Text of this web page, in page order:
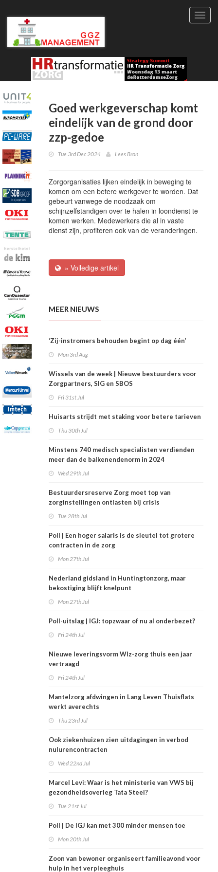
Goed werkgeverschap komt
eindelijk van de grond door
zzp-gedoe
Tue 3rd Dec 2024 Lees Bron
Zorgorganisaties lijken eindelijk in beweging te
komen om een betere werkgever te worden. Dat
gebeurt vanwege de noodzaak om
schijnzelfstandigen over te halen in loondienst te
komen werken. Medewerkers die al in vaste
dienst zijn, profiteren ook van de veranderingen.
» Volledige artikel
MEER NIEUWS
‘Zij-instromers behouden begint op dag één’
Mon 3rd Aug
Wissels van de week | Nieuwe bestuurders voor
Zorgpartners, SIG en SBOS
Fri 31st Jul
Huisarts strijdt met staking voor betere tarieven
Thu 30th Jul
Minstens 740 medisch specialisten verdienden
meer dan de balkenendenorm in 2024
Wed 29th Jul
Bestuurdersreserve Zorg moet top van
zorginstellingen ontlasten bij crisis
Tue 28th Jul
Poll | Een hoger salaris is de sleutel tot grotere
contracten in de zorg
Mon 27th Jul
Nederland gidsland in Huntingtonzorg, maar
bekostiging blijft knelpunt
Mon 27th Jul
Poll-uitslag | IGJ: topzwaar of nu al onderbezet?
Fri 24th Jul
Nieuwe leveringsvorm Wlz-zorg thuis een jaar
vertraagd
Fri 24th Jul
Mantelzorg afdwingen in Lang Leven Thuisflats
werkt averechts
Thu 23rd Jul
Ook ziekenhuizen zien uitdagingen in verbod
nulurencontracten
Wed 22nd Jul
Marcel Levi: Waar is het ministerie van VWS bij
gezondheidsoverleg Tata Steel?
Tue 21st Jul
Poll | De IGJ kan met 300 minder mensen toe
Mon 20th Jul
Zoon van bewoner organiseert familieavond voor
hulp in het verpleeghuis